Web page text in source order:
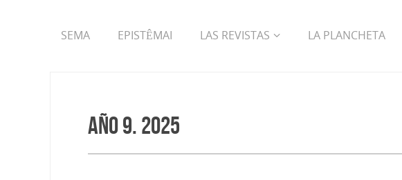
SEMA EPISTÊMAI LAS REVISTAS LA PLANCHETA
Año 9. 2025